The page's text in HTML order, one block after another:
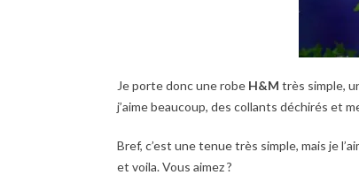
Je porte donc une robe H&M très simple,
j’aime beaucoup, des collants déchirés et
Bref, c’est une tenue très simple, mais je
et voila. Vous aimez ?